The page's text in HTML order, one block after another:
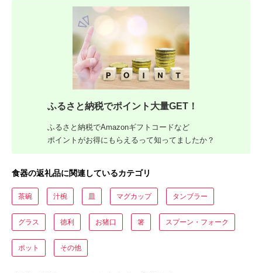
ふるさと納税でポイント大量GET！
ふるさと納税でAmazonギフトコードなど
ポイントがお得にもらえるって知ってましたか？
食器の返礼品に関連しているカテゴリ
茶碗 汁椀 皿 マグカップ タンブラー
グラス 徳利 お猪口 箸 スプーン・フォーク
ポット その他